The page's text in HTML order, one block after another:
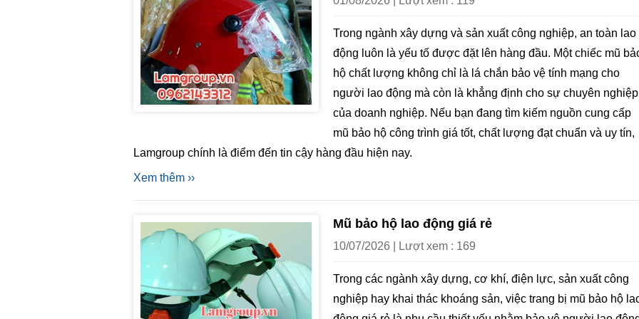
Trong ngành xây dựng và sản xuất công nghiệp, an toàn lao
động luôn là yếu tố được đặt lên hàng đầu. Một chiếc mũ
hộ chất lượng không chỉ là lá chắn bảo vệ tính mạng cho
người lao động mà còn là khẳng định cho sự chuyên nghiệp
của doanh nghiệp. Nếu bạn đang tìm kiếm nguồn cung cấp
mũ bảo hộ công trình giá tốt, chất lượng đạt chuẩn và uy tín,
Lamgroup chính là điểm đến tin cậy hàng đầu hiện nay.
Xem thêm ››
Mũ bảo hộ lao động giá rẻ
10/07/2026 | Lượt xem : 169
Trong các ngành xây dựng, cơ khí, điện lực, sản xuất công
nghiệp hay khai thác khoáng sản, việc trang bị mũ bảo hộ